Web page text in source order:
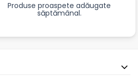
Produse proaspete adăugate
săptămânal.